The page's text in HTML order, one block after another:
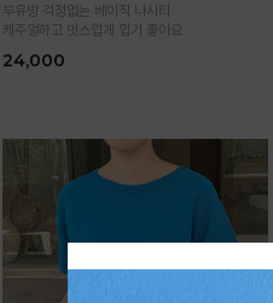
부유방 걱정없는 베이직 나시티
캐주얼하고 멋스럽게 입기 좋아요
24,000